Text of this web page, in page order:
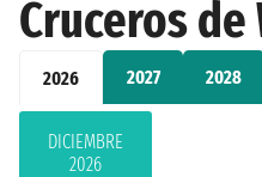
Cruceros
2026 2027 2028
DICIEMBRE
2026